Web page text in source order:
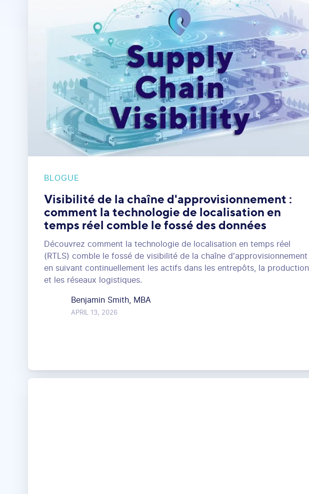
BLOGUE
Visibilité de la chaîne d'approvisionnement :
comment la technologie de localisation en
temps réel comble le fossé des données
Découvrez comment la technologie de localisation en temps réel
(RTLS) comble le fossé de visibilité de la chaîne d'approvisionnement
en suivant continuellement les actifs dans les entrepôts, la production
et les réseaux logistiques.
Benjamin Smith, MBA
APRIL 13, 2026